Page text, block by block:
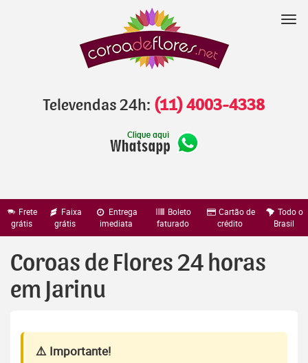
Televendas 24h: (11) 4003-4338
Frete
grátis
Faixa
grátis
Entrega
imediata
Boleto
faturado
Cartão de
crédito
Todo o
Brasil
Coroas de Flores 24 horas
em Jarinu
⚠️ Importante!